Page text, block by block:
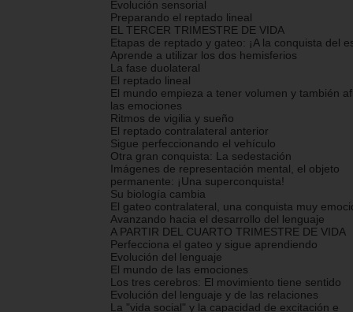
Evolución sensorial
Preparando el reptado lineal
EL TERCER TRIMESTRE DE VIDA
Etapas de reptado y gateo: ¡A la conquista del
Aprende a utilizar los dos hemisferios
La fase duolateral
El reptado lineal
El mundo empieza a tener volumen y también
las emociones
Ritmos de vigilia y sueño
El reptado contralateral anterior
Sigue perfeccionando el vehículo
Otra gran conquista: La sedestación
Imágenes de representación mental, el objeto
permanente: ¡Una superconquista!
Su biología cambia
El gateo contralateral, una conquista muy
Avanzando hacia el desarrollo del lenguaje
A PARTIR DEL CUARTO TRIMESTRE DE VIDA
Perfecciona el gateo y sigue aprendiendo
Evolución del lenguaje
El mundo de las emociones
Los tres cerebros: El movimiento tiene sentido
Evolución del lenguaje y de las relaciones
La "vida social" y la capacidad de excitación e